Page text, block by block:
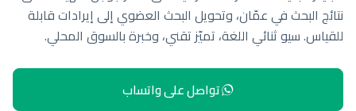
نتائج البحث في عمّان، وتحويل البحث العضوي إلى إيرادات قابلة
للقياس. سيو ثنائي اللغة، تميّز تقني، وخبرة بالسوق المحلي.
تواصل على واتساب